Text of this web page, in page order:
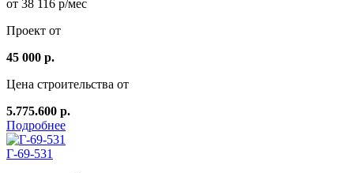
от 38 116 р/мес
Проект от
45 000 р.
Цена строительства от
5.775.600 р.
Подробнее
Г-69-531